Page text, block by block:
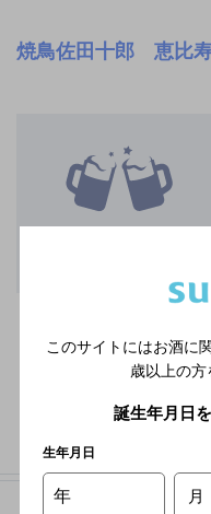
焼鳥佐田十郎 恵比
このサイトにはお酒に
歳以上の方
誕生年月日
生年月日
年 月